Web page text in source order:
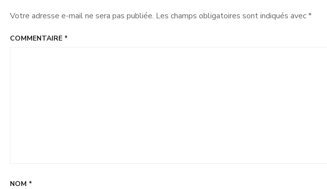
Votre adresse e-mail ne sera pas publiée. Les champs obligatoires sont indiqués avec*
COMMENTAIRE *
NOM *